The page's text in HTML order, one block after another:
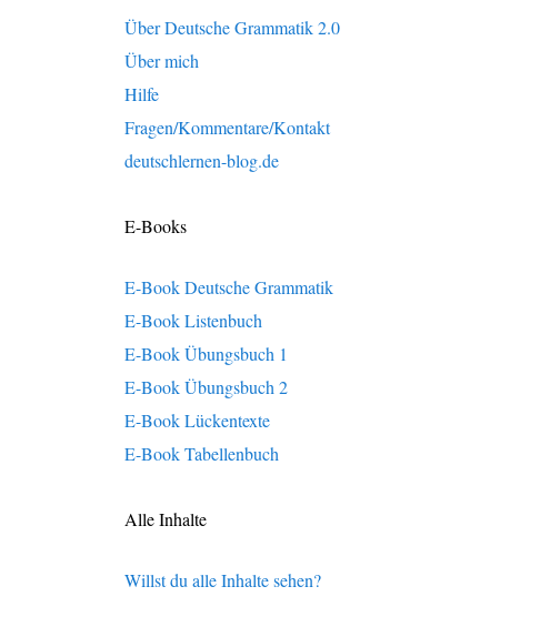
Über Deutsche Grammatik 2.0
Über mich
Hilfe
Fragen/Kommentare/Kontakt
deutschlernen-blog.de
E-Books
E-Book Deutsche Grammatik
E-Book Listenbuch
E-Book Übungsbuch 1
E-Book Übungsbuch 2
E-Book Lückentexte
E-Book Tabellenbuch
Alle Inhalte
Willst du alle Inhalte sehen?